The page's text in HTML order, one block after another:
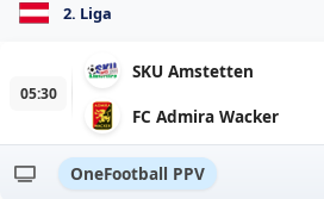
2. Liga
05:30
SKU Amstetten
FC Admira Wacker
OneFootball PPV